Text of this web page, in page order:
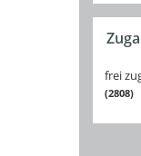
frei
2808